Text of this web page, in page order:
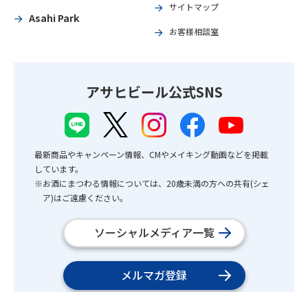
Asahi Park
サイトマップ
お客様相談室
アサヒビール公式SNS
最新商品やキャンペーン情報、CMやメイキング動画などを掲載
しています。
※お酒にまつわる情報については、20歳未満の方への共有(シェ
ア)はご遠慮ください。
ソーシャルメディア一覧
メルマガ登録